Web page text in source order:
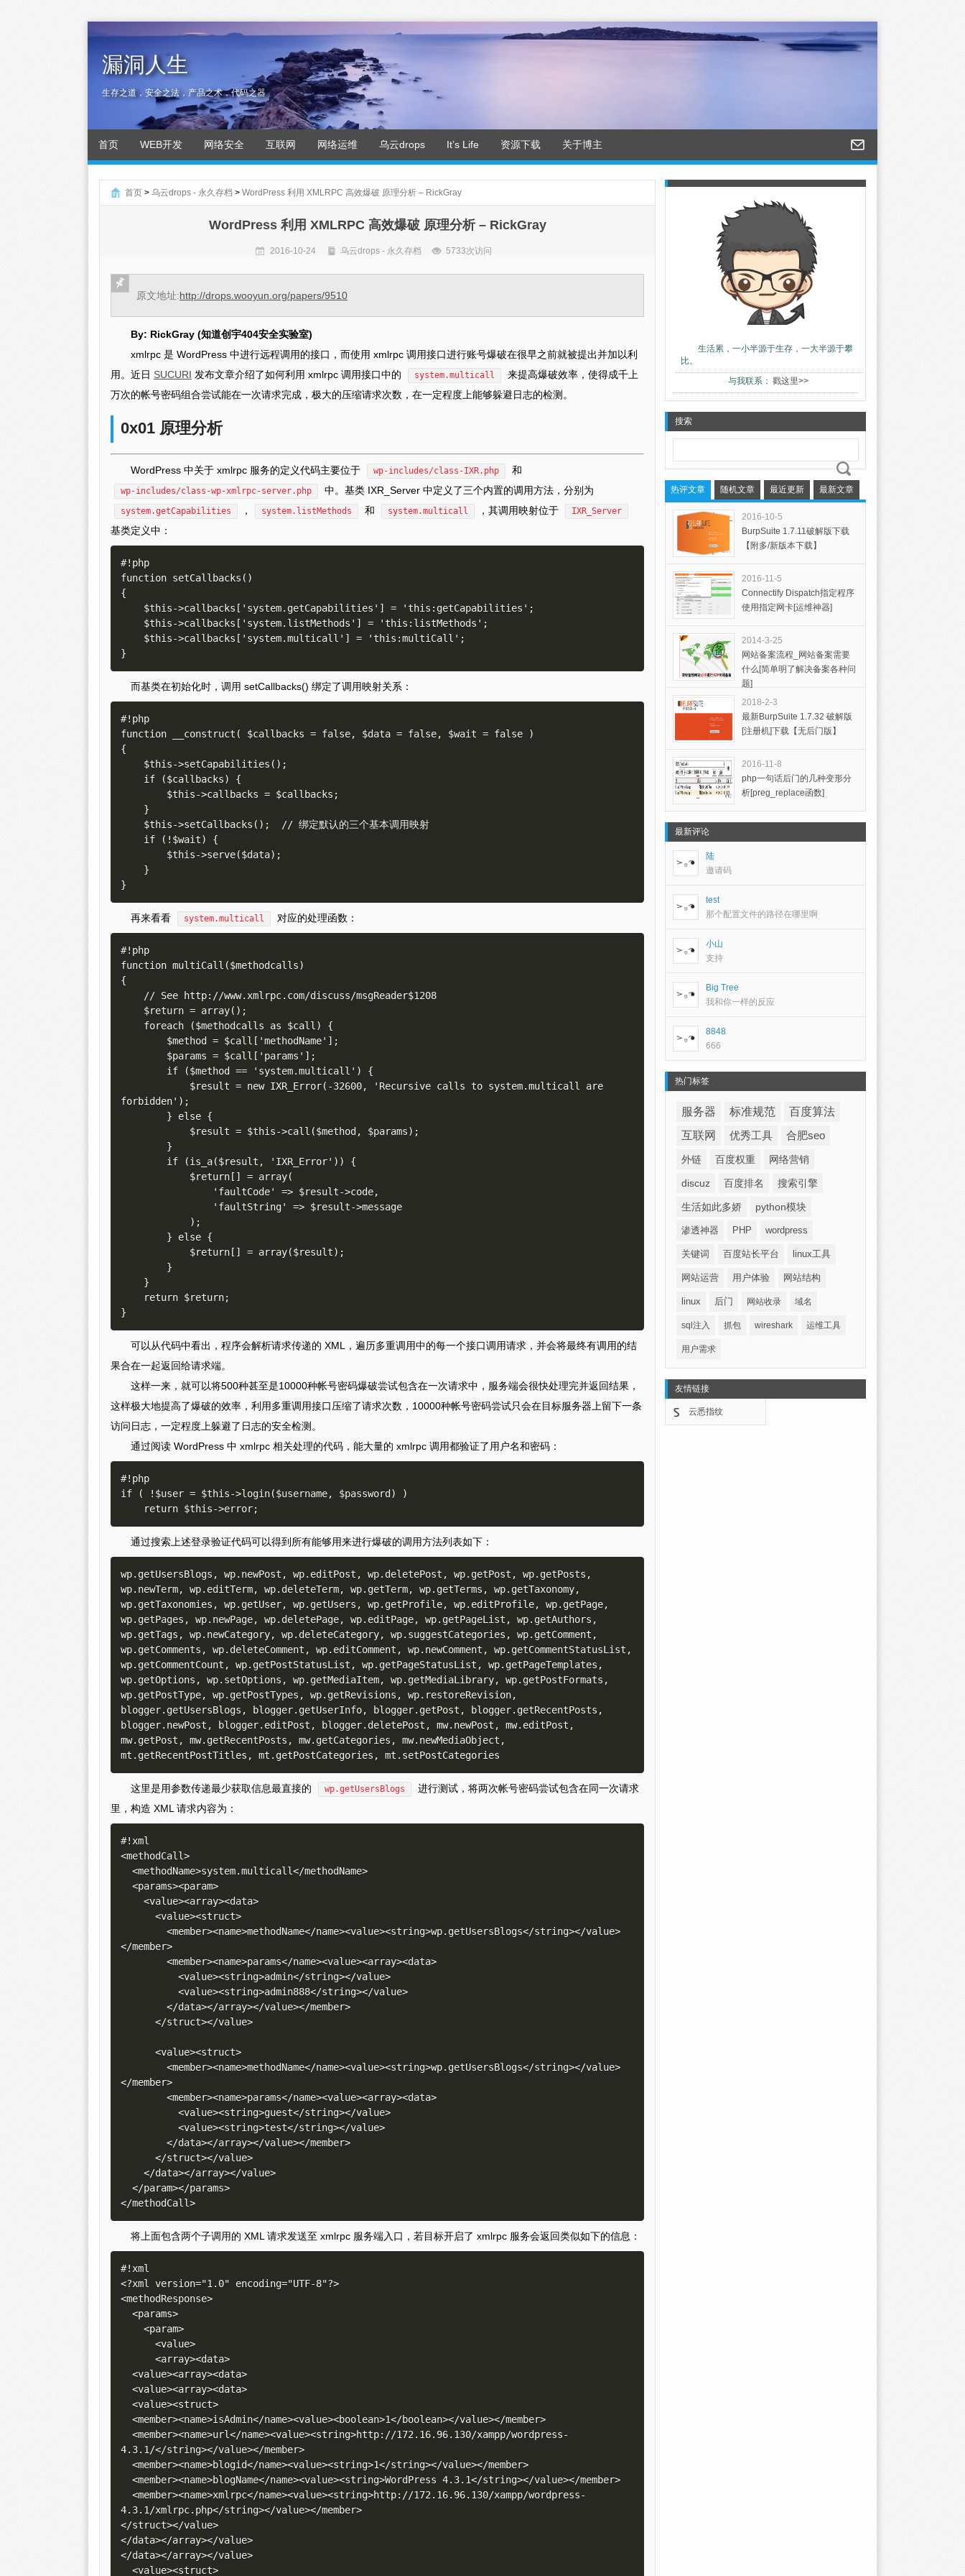
漏洞人生
生存之道，安全之法，产品之术，代码之器
首页 WEB开发 网络安全 互联网 网络运维 乌云drops It’s Life 资源下载 关于博主
首页 > 乌云drops - 永久存档 > WordPress 利用 XMLRPC 高效爆破 原理分析 – RickGray
WordPress 利用 XMLRPC 高效爆破 原理分析 – RickGray
2016-10-24 乌云drops - 永久存档 5733次访问
原文地址:http://drops.wooyun.org/papers/9510
By: RickGray (知道创宇404安全实验室)
xmlrpc 是 WordPress 中进行远程调用的接口，而使用 xmlrpc 调用接口进行账号爆破在很早之前就被提出并加以利
用。近日 SUCURI 发布文章介绍了如何利用 xmlrpc 调用接口中的 system.multicall
来提高爆破效率，使得成千上
万次的帐号密码组合尝试能在一次请求完成，极大的压缩请求次数，在一定程度上能够躲避日志的检测。
0x01 原理分析
WordPress 中关于 xmlrpc 服务的定义代码主要位于 wp-includes/class-IXR.php 和
wp-includes/class-wp-xmlrpc-server.php 中。基类 IXR_Server 中定义了三个内置的调用方法，分别为
system.getCapabilities ， system.listMethods 和 system.multicall ，其调用映射位于 IXR_Server
基类定义中：
#!php
function setCallbacks()
{
而基类在初始化时，调用 setCallbacks() 绑定了调用映射关系：
#!php
function __construct( $callbacks = false, $data = false, $wait = false )
{
再来看看 system.multicall 对应的处理函数：
#!php
function multiCall($methodcalls)
{
forbidden');
可以从代码中看出，程序会解析请求传递的 XML，遍历多重调用中的每一个接口调用请求，并会将最终有调用的结
果合在一起返回给请求端。
这样一来，就可以将500种甚至是10000种帐号密码爆破尝试包含在一次请求中，服务端会很快处理完并返回结果，
这样极大地提高了爆破的效率，利用多重调用接口压缩了请求次数，10000种帐号密码尝试只会在目标服务器上留下一条
访问日志，一定程度上躲避了日志的安全检测。
通过阅读 WordPress 中 xmlrpc 相关处理的代码，能大量的 xmlrpc 调用都验证了用户名和密码：
#!php
if ( !$user = $this->login($username, $password) )
通过搜索上述登录验证代码可以得到所有能够用来进行爆破的调用方法列表如下：
wp.getUsersBlogs, wp.newPost, wp.editPost, wp.deletePost, wp.getPost, wp.getPosts,
wp.newTerm, wp.editTerm, wp.deleteTerm, wp.getTerm, wp.getTerms, wp.getTaxonomy,
wp.getTaxonomies, wp.getUser, wp.getUsers, wp.getProfile, wp.editProfile, wp.getPage,
wp.getPages, wp.newPage, wp.deletePage, wp.editPage, wp.getPageList, wp.getAuthors,
wp.getTags, wp.newCategory, wp.deleteCategory, wp.suggestCategories, wp.getComment,
wp.getComments, wp.deleteComment, wp.editComment, wp.newComment, wp.getCommentStatusList,
wp.getCommentCount, wp.getPostStatusList, wp.getPageStatusList, wp.getPageTemplates,
wp.getOptions, wp.setOptions, wp.getMediaItem, wp.getMediaLibrary, wp.getPostFormats,
wp.getPostType, wp.getPostTypes, wp.getRevisions, wp.restoreRevision,
blogger.getUsersBlogs, blogger.getUserInfo, blogger.getPost, blogger.getRecentPosts,
blogger.newPost, blogger.editPost, blogger.deletePost, mw.newPost, mw.editPost,
mw.getPost, mw.getRecentPosts, mw.getCategories, mw.newMediaObject,
这里是用参数传递最少获取信息最直接的 wp.getUsersBlogs
进行测试，将两次帐号密码尝试包含在同一次请求
里，构造 XML 请求内容为：
#!xml
<methodCall>
</member>
</member>
将上面包含两个子调用的 XML 请求发送至 xmlrpc 服务端入口，若目标开启了 xmlrpc 服务会返回类似如下的信息：
#!xml
<?xml version="1.0" encoding="UTF-8"?>
<methodResponse>
4.3.1/</string></value></member>
4.3.1/xmlrpc.php</string></value></member>
</struct></value>
</data></array></value>
</data></array></value>
生活累，一小半源于生存，一大半源于攀
比。
与我联系： 戳这里>>
搜索
热评文章 随机文章 最近更新 最新文章
2016-10-5
BurpSuite 1.7.11破解版下载
【附多/新版本下载】
2016-11-5
Connectify Dispatch指定程序
使用指定网卡[运维神器]
2014-3-25
网站备案流程_网站备案需要
什么[简单明了解决备案各种问
题]
2018-2-3
最新BurpSuite 1.7.32 破解版
[注册机]下载【无后门版】
2016-11-8
php一句话后门的几种变形分
析[preg_replace函数]
最新评论
陆
邀请码
test
那个配置文件的路径在哪里啊
小山
支持
Big Tree
我和你一样的反应
8848
666
热门标签
服务器 标准规范
百度算法
互联网
优秀工具 合肥seo
外链 百度权重 网络营销
discuz 百度排名 搜索引擎
生活如此多娇 python模块
渗透神器 PHP wordpress
关键词 百度站长平台 linux工具
网站运营 用户体验 网站结构
linux 后门 网站收录 域名
sql注入 抓包 wireshark 运维工具
用户需求
友情链接
云悉指纹